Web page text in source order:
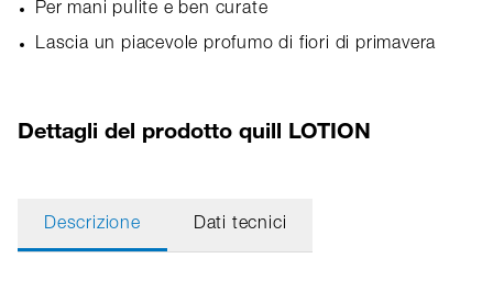
Per mani pulite e ben curate
Lascia un piacevole profumo di fiori di primavera
Dettagli del prodotto quill LOTION
Descrizione Dati tecnici